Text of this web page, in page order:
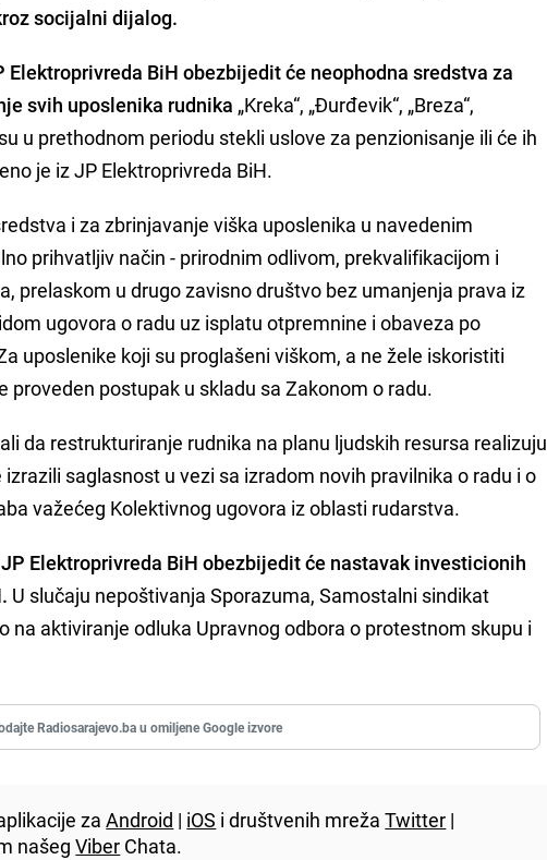
socijalni dijalog.
Elektroprivreda BiH obezbijedit će neophodna sredstva za
svih uposlenika rudnika „Kreka“, „Đurđevik“, „Breza“,
su u prethodnom periodu stekli uslove za penzionisanje ili će ih
je iz JP Elektroprivreda BiH.
i za zbrinjavanje viška uposlenika u navedenim
prihvatljiv način - prirodnim odlivom, prekvalifikacijom i
prelaskom u drugo zavisno društvo bez umanjenja prava iz
ugovora o radu uz isplatu otpremnine i obaveza po
uposlenike koji su proglašeni viškom, a ne žele iskoristiti
proveden postupak u skladu sa Zakonom o radu.
da restrukturiranje rudnika na planu ljudskih resursa realizuju
izrazili saglasnost u vezi sa izradom novih pravilnika o radu i o
važećeg Kolektivnog ugovora iz oblasti rudarstva.
Elektroprivreda BiH obezbijedit će nastavak investicionih
U slučaju nepoštivanja Sporazuma, Samostalni sindikat
na aktiviranje odluka Upravnog odbora o protestnom skupu i
Radiosarajevo.ba u omiljene Google izvore
zaAndroid | iOS i društvenih mrežaTwitter |
našegViber Chata.